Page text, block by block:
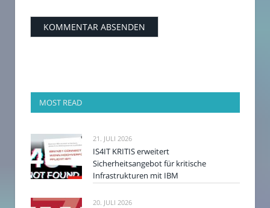
MOST READ
21. JULI 2026
IS4IT KRITIS erweitert
Sicherheitsangebot für kritische
Infrastrukturen mit IBM
20. JULI 2026